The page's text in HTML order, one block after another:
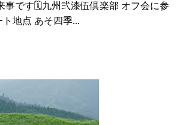
事です🗓️九州弐漆伍倶楽部 オフ会に参
地点 あそ四季...